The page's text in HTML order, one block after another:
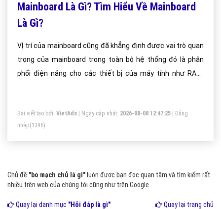
Mainboard Là Gì? Tìm Hiểu Về Mainboard
Là Gì?
VỊ trí của mainboard cũng đã khẳng định được vai trò quan
trọng của mainboard trong toàn bộ hệ thống đó là phân
phối điện năng cho các thiết bị của máy tính như RAM,
Bài viết tạo bởi: VietAds | Ngày cập nhật: 2026-08-08 12:47:25
Đăng
nhập(1396)
Chủ đề "bo mạch chủ là gì" luôn được bạn đọc quan tâm và tìm kiếm rất
nhiều trên web của chúng tôi cũng như trên Google.
Quay lại danh mục "Hỏi đáp là gì" Quay lại trang chủ